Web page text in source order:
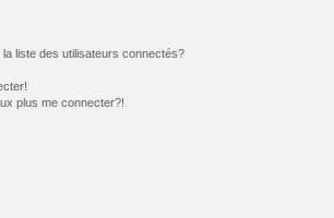
liste des utilisateurs connectés?
plus me connecter?!